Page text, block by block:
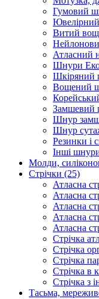
Гумовий
Витий
Атласний
Шнури
Шкіряний
Вощений
Замшевий
Шнур
Шнур
Резинки і
Інші
Молди,
Стрічки (25)
Атласна
Атласна
Атласна
Атласна
Атласна
Стрічка
Стрічка
Стрічка
Стрічка в
Стрічка з
Тасьма,